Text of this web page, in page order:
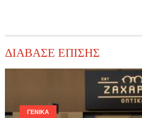
ΔΙΑΒΑΣΕ ΕΠΙΣΗΣ
ΓΕΝΙΚΆ